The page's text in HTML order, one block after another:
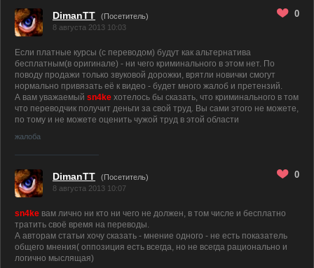
DimanTT
(Посетитель)
8 августа 2013 10:03
0
Если платные курсы (с переводом) будут как альтернатива
бесплатным(в оригинале) - ни чего криминального в этом нет. По
поводу продажи только звуковой дорожки, врятли новички смогут
нормально привязать её к видео - будет много жалоб и претензий.
А вам уважаемый sn4ke хотелось бы сказать, что криминального в том
что переводчик получит деньги за свой труд. Вы сами этого не можете,
по тому и не можете оценить чужой труд в этой области
жалоба
DimanTT
(Посетитель)
8 августа 2013 10:07
0
sn4ke вам лично ни кто ни чего не должен, в том числе и бесплатно
тратить своё время на переводы.
А авторам статьи хочу сказать - мнение одного - не есть показатель
общего мнения( оппозиция есть всегда, но не всегда рационально и
логично мыслящая)